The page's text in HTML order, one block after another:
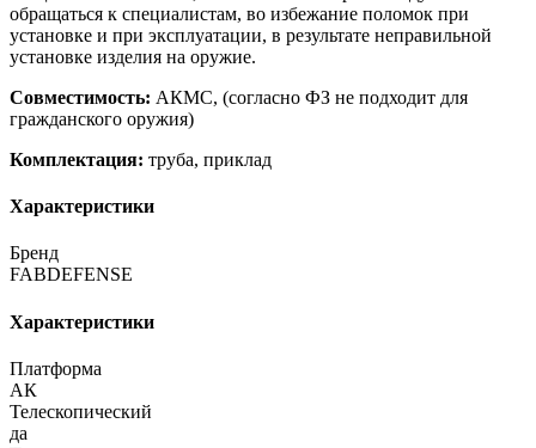
обращаться к специалистам, во избежание поломок при
установке и при эксплуатации, в результате неправильной
установке изделия на оружие.
Совместимость: АКМС, (согласно ФЗ не подходит для
гражданского оружия)
Комплектация: труба, приклад
Характеристики
Бренд
FABDEFENSE
Характеристики
Платформа
АК
Телескопический
да